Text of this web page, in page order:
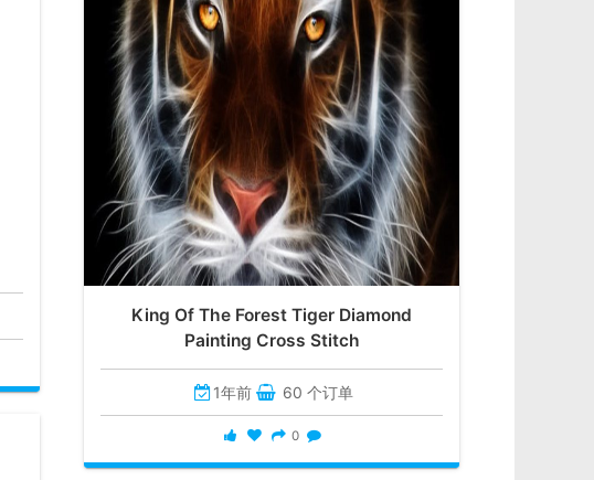
King Of The Forest Tiger Diamond
Painting Cross Stitch
1年前 60 个订单
0